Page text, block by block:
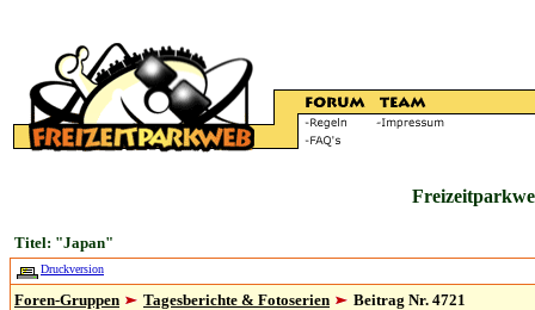
Titel: "Japan"
Druckversion
Foren-Gruppen Tagesberichte & Fotoserien Beitrag Nr. 4721